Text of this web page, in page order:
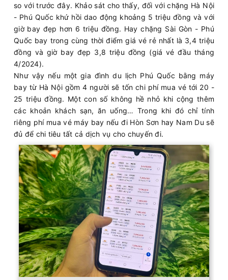
so với trước đây. Khảo sát cho thấy, đối với chặng Hà Nội
- Phú Quốc khứ hồi dao động khoảng 5 triệu đồng và với
giờ bay đẹp hơn 6 triệu đồng. Hay chặng Sài Gòn - Phú
Quốc bay trong cùng thời điểm giá vé rẻ nhất là 3,4 triệu
đồng và giờ bay đẹp 3,8 triệu đồng (giá vé đầu tháng
4/2024).
Như vậy nếu một gia đình du lịch Phú Quốc bằng máy
bay từ Hà Nội gồm 4 người sẽ tốn chi phí mua vé tới 20 -
25 triệu đồng. Một con số không hề nhỏ khi cộng thêm
các khoản khách sạn, ăn uống… Trong khi đó chỉ tính
riêng phí mua vé máy bay nếu đi Hòn Sơn hay Nam Du sẽ
đủ để chi tiêu tất cả dịch vụ cho chuyến đi.